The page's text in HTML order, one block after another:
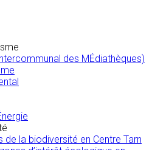
des MÉdiathèques)
de la biodiversité en Centre Tarn